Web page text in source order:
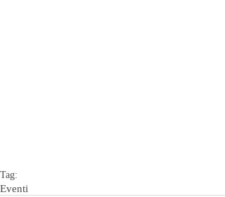
Tag:
Eventi